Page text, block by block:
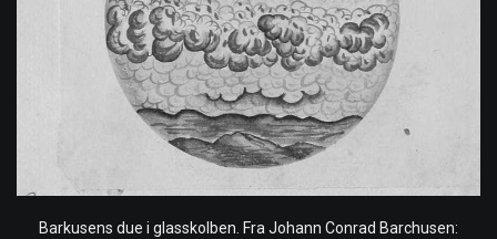
Barkusens due i glasskolben. Fra Johann Conrad Barchusen: